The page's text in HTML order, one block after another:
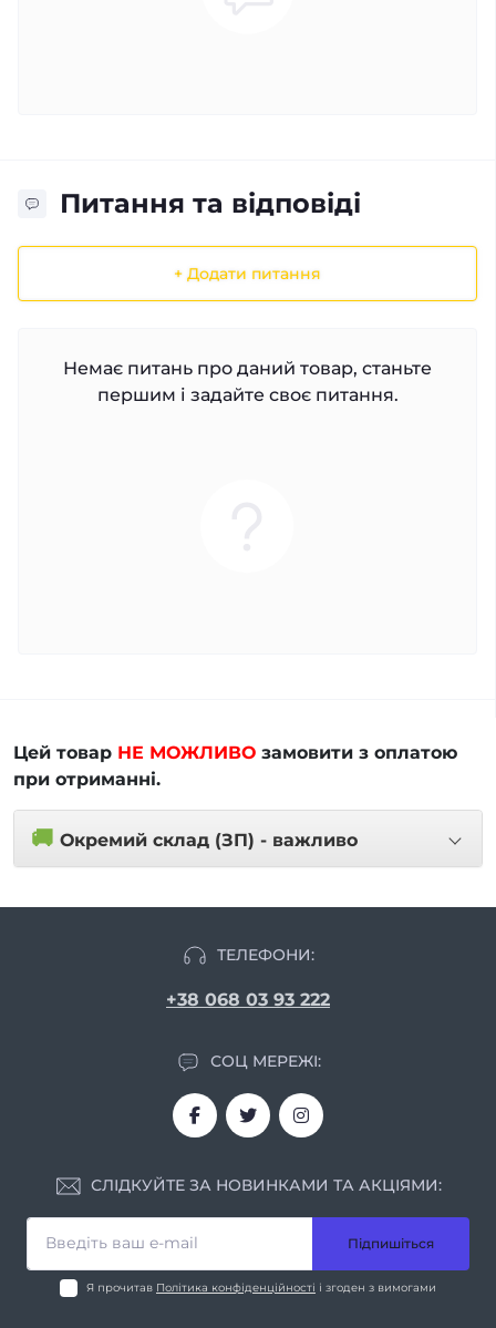
Питання та відповіді
+ Додати питання
Немає питань про даний товар, станьте
першим і задайте своє питання.
Цей товар НЕ МОЖЛИВО замовити з оплатою
при отриманні.
🚚 Окремий склад (ЗП) - важливо
ТЕЛЕФОНИ:
+38 068 03 93 222
СОЦ МЕРЕЖІ:
СЛІДКУЙТЕ ЗА НОВИНКАМИ ТА АКЦІЯМИ:
Підпишіться
Я прочитав Політика конфіденційності і згоден з вимогами